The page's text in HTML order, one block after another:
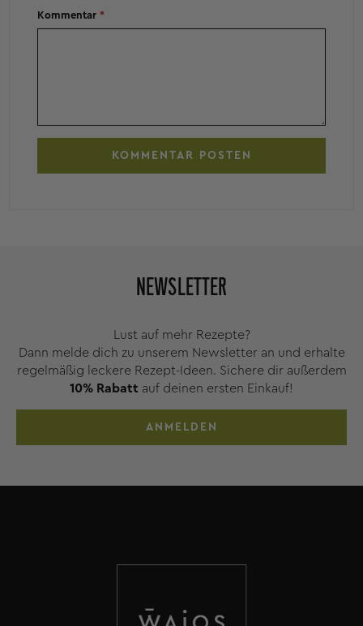
Kommentar *
NEWSLETTER
Lust auf mehr Rezepte?
Dann melde dich zu unserem Newsletter an und erhalte
regelmäßig leckere Rezept-Ideen. Sichere dir außerdem
10% Rabatt auf deinen ersten Einkauf!
ANMELDEN